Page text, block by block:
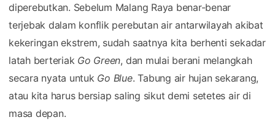
diperebutkan. Sebelum Malang Raya benar-benar
terjebak dalam konflik perebutan air antarwilayah akibat
kekeringan ekstrem, sudah saatnya kita berhenti sekadar
latah berteriak Go Green, dan mulai berani melangkah
secara nyata untuk Go Blue. Tabung air hujan sekarang,
atau kita harus bersiap saling sikut demi setetes air di
masa depan.